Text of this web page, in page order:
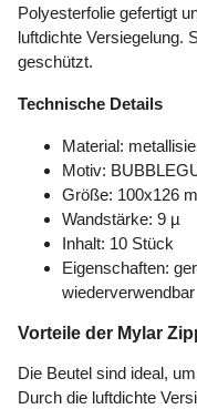
Polyesterfolie gefertigt
luftdichte Versiegelung.
geschützt.
Technische Details
Material:
Motiv:
Größe: 100x126
Wandstärke: 9 µ
Inhalt: 10 Stück
Eigenschaften:
wiederverwendbar
Vorteile der Mylar
Die Beutel sind ideal,
Durch die luftdichte